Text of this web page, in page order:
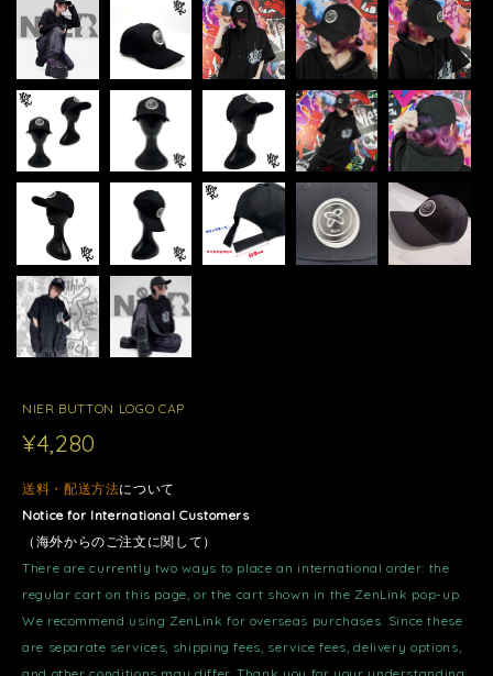
NIER BUTTON LOGO CAP
¥4,280
送料・配送方法について
Notice for International Customers
（海外からのご注文に関して）
There are currently two ways to place an international order: the
regular cart on this page, or the cart shown in the ZenLink pop-up.
We recommend using ZenLink for overseas purchases. Since these
are separate services, shipping fees, service fees, delivery options,